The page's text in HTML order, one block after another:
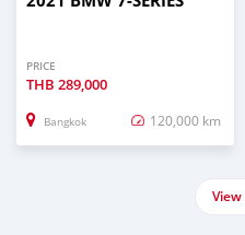
PRICE
THB 289,000
Bangkok 120,000 km